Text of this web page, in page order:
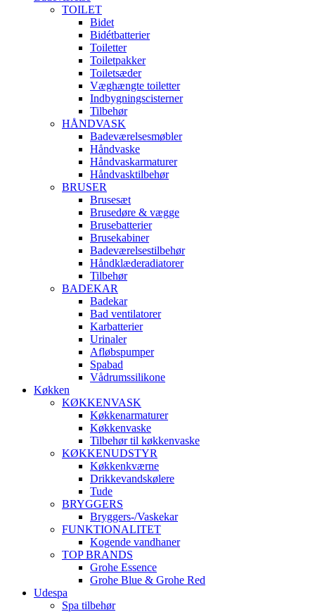
TOILET
Bidet
Bidétbatterier
Toiletter
Toiletpakker
Toiletsæder
Væghængte toiletter
Indbygningscisterner
Tilbehør
HÅNDVASK
Badeværelsesmøbler
Håndvaske
Håndvaskarmaturer
Håndvasktilbehør
BRUSER
Brusesæt
Brusedøre & vægge
Brusebatterier
Brusekabiner
Badeværelsestilbehør
Håndklæderadiatorer
Tilbehør
BADEKAR
Badekar
Bad ventilatorer
Karbatterier
Urinaler
Afløbspumper
Spabad
Vådrumssilikone
Køkken
KØKKENVASK
Køkkenarmaturer
Køkkenvaske
Tilbehør til køkkenvaske
KØKKENUDSTYR
Køkkenkværne
Drikkevandskølere
Tude
BRYGGERS
Bryggers-/Vaskekar
FUNKTIONALITET
Kogende vandhaner
TOP BRANDS
Grohe Essence
Grohe Blue & Grohe Red
Udespa
Spa tilbehør